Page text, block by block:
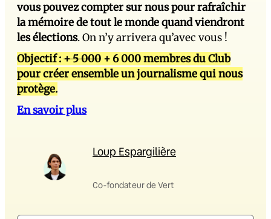
vous pouvez compter sur nous pour rafraîchir
la mémoire de tout le monde quand viendront
les élections. On n’y arrivera qu’avec vous !
Objectif :+ 5 000 + 6 000 membres du Club
pour créer ensemble un journalisme qui nous
protège.
En savoir plus
Loup Espargilière
Co-fondateur de Vert